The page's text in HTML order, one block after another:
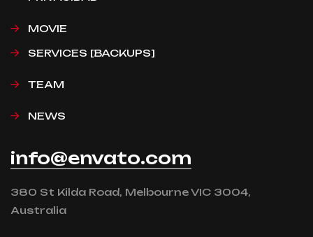
MOVIE
SERVICES [BACKUPS]
TEAM
NEWS
info@envato.com
380 St Kilda Road, Melbourne VIC 3004,
Australia